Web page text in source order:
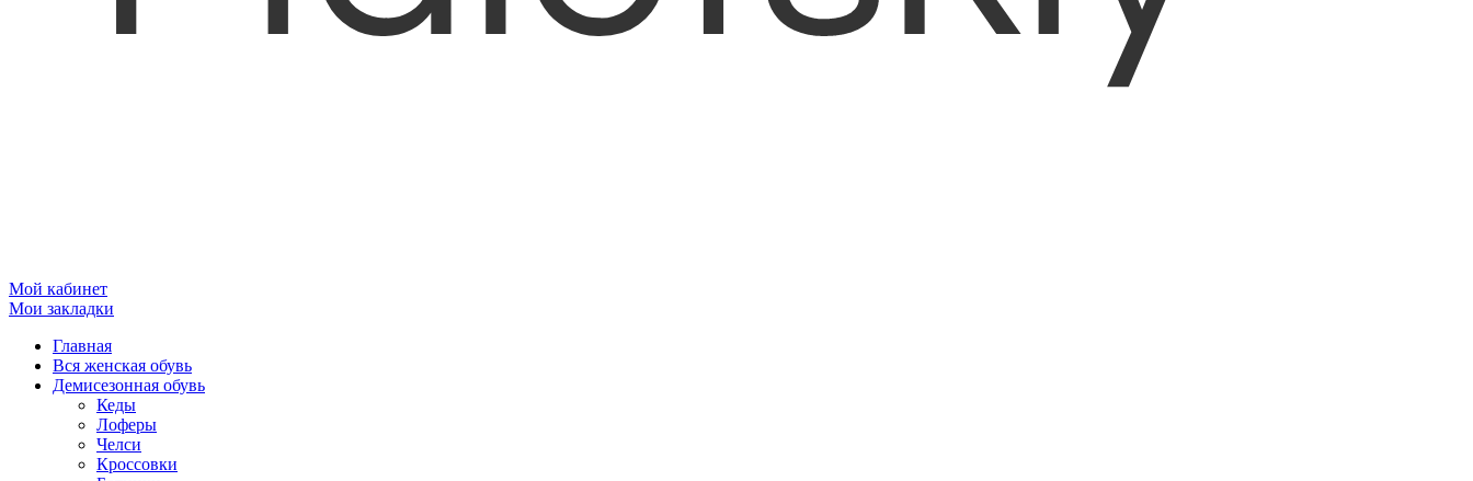
Мой кабинет
Мои закладки
Главная
Вся женская обувь
Демисезонная обувь
Кеды
Лоферы
Челси
Кроссовки